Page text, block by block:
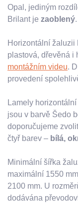
Opal, jediným
Brilant je zaoblený.
Horizontální žaluzii
plastová, dřevěná i
montážním videu.
provedení
Lamely
jsou v barvě Šedo
doporučujeme
čtyř barev – bílá,
Minimální šířka
maximální 1550
2100 mm. U
dodávána